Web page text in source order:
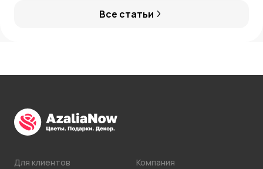
Все статьи
Для клиентов Компания